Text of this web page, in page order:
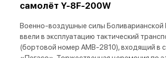
самолёт Y-8F-200W
Военно-воздушные силы Боливарианской
ввели в эксплуатацию тактический
(бортовой номер AMB-2810), входящий в